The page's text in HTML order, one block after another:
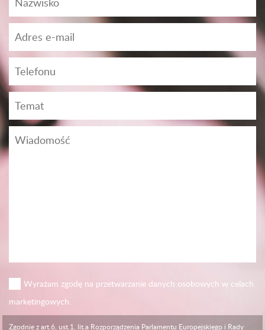
Wyrażam zgodę na przetwarzanie danych osobowych w celach
marketingowych.
Zgodnie z art.6, ust.1, lit.a Rozporządzenia Parlamentu Europejskiego i Rady